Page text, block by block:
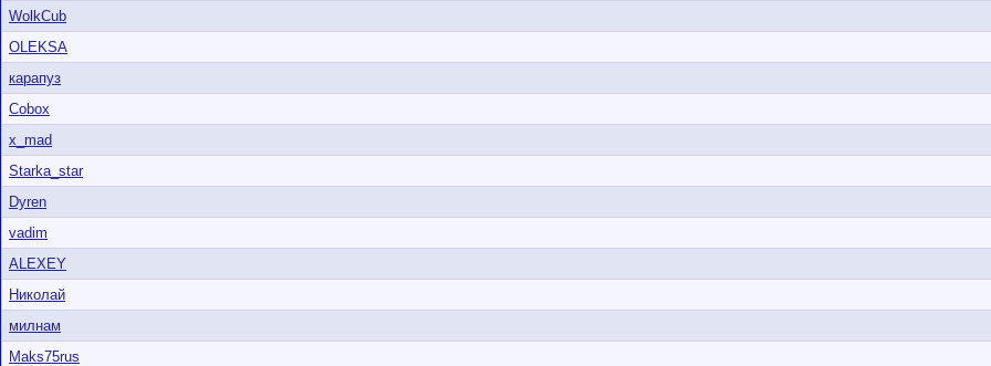
WolkCub
OLEKSA
карапуз
Cobox
x_mad
Starka_star
Dyren
vadim
ALEXEY
Николай
милнам
Maks75rus